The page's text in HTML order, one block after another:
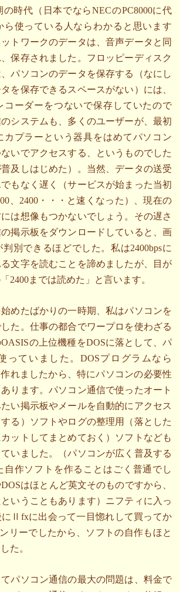
時代（日本でならNECのPC8000に代
ら使っている人ならわかると思います
トワークのデータは、音声データと同
保存されました。フロッピーディスク
パソコンのデータを保存する（なにし
を保存できるスペースがない）には、
コーダーをつないで保存していたので
システムも、多くのユーザーが、最初
カプラーという器具をはめてパソコン
ないでアクセスする、というものでした
普及しはじめた）。当然、データの送受
もなく遅く（サービスが始まった当初
、2400・・・と速くなった）、現在の
は想像もつかないでしょう。その遅さ
掲示板をダウンロードしていると、画
別できるほどでした。私は2400bpsに
文字を読むことを諦めましたが、目が
2400までは読めた」と言います。
めたばかりの一時期、私はパソコンを
た。仕事の都合でワープロを使わざる
の上位機種をDOSに落として、パ
っていました。DOSプログラムなら
れましたから、特にパソコンの必要性
ります。パソコン通信で使ったオート
い掲示板やメールを自動的にアクセス
る）ソフトやログの整理用（落とした
ットしてまとめておく）ソフトなども
いました。（パソコンが広く普及する
自作ソフトを作ることはごく普通でし
はほとんど英文そのものですから、
いうこともあります）ニフティに入っ
にⅡfxに出会って一目惚れして買ってか
リーでしたから、ソフトの自作もほと
た。
パソコン通信の最大の問題は、料金で